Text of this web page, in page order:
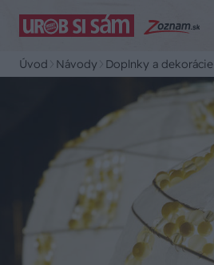
Úvod Návody Doplnky a dekorácie